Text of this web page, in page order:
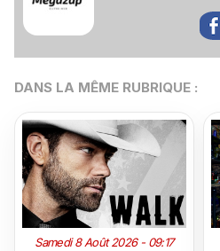
DANS LA MÊME RUBRIQUE :
Samedi 8 Août 2026 - 09:17